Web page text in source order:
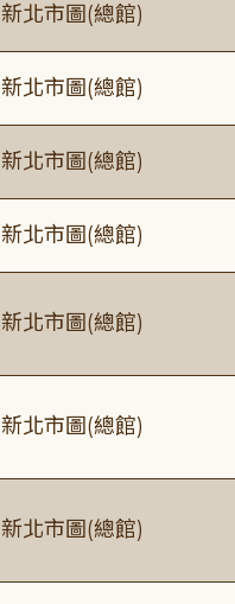
新北市圖(總館)
新北市圖(總館)
新北市圖(總館)
新北市圖(總館)
新北市圖(總館)
新北市圖(總館)
新北市圖(總館)